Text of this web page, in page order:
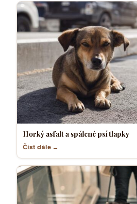
Horký asfalt a spálené psí tlapky
Číst dále →